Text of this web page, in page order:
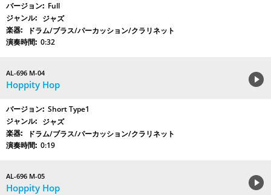
Full
ジャズ
ドラム/ブラス/パーカッション/クラリネット
0:32
AL-696 M-04
Hoppity Hop
Short Type1
ジャズ
ドラム/ブラス/パーカッション/クラリネット
0:19
AL-696 M-05
Hoppity Hop